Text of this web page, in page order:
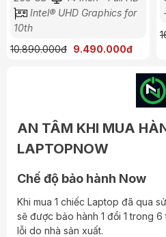
Độ sáng cao, màu sắc chính
phù hợp cho công việc thiết
Thiết kế & kết nối
Trọng lượng khoảng 1.7kg,
trong phân khúc workstation.
Pin cao, đủ cho công việc di
Cổng kết nối đa dạng: 2
2.0, khe SD, jack tai nghe.
Ưu điểm
Hiệu năng mạnh mẽ, đặc biệt
Thiết kế mỏng nhẹ, dễ mang
Intel® UHD Graphics for
10th
10.890.000đ 9.490.000đ
AN TÂM KHI MUA
LAPTOPNOW
Chế độ bảo hành Now
Khi mua 1 chiếc Laptop đã qua
sẽ được bảo hành 1 đổi 1 trong
lỗi do nhà sản xuất.